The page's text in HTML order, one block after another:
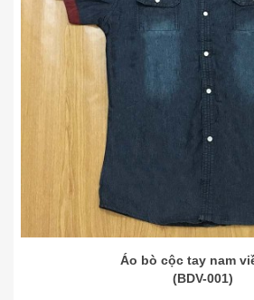
Áo bò cộc tay nam
(BDV-001)